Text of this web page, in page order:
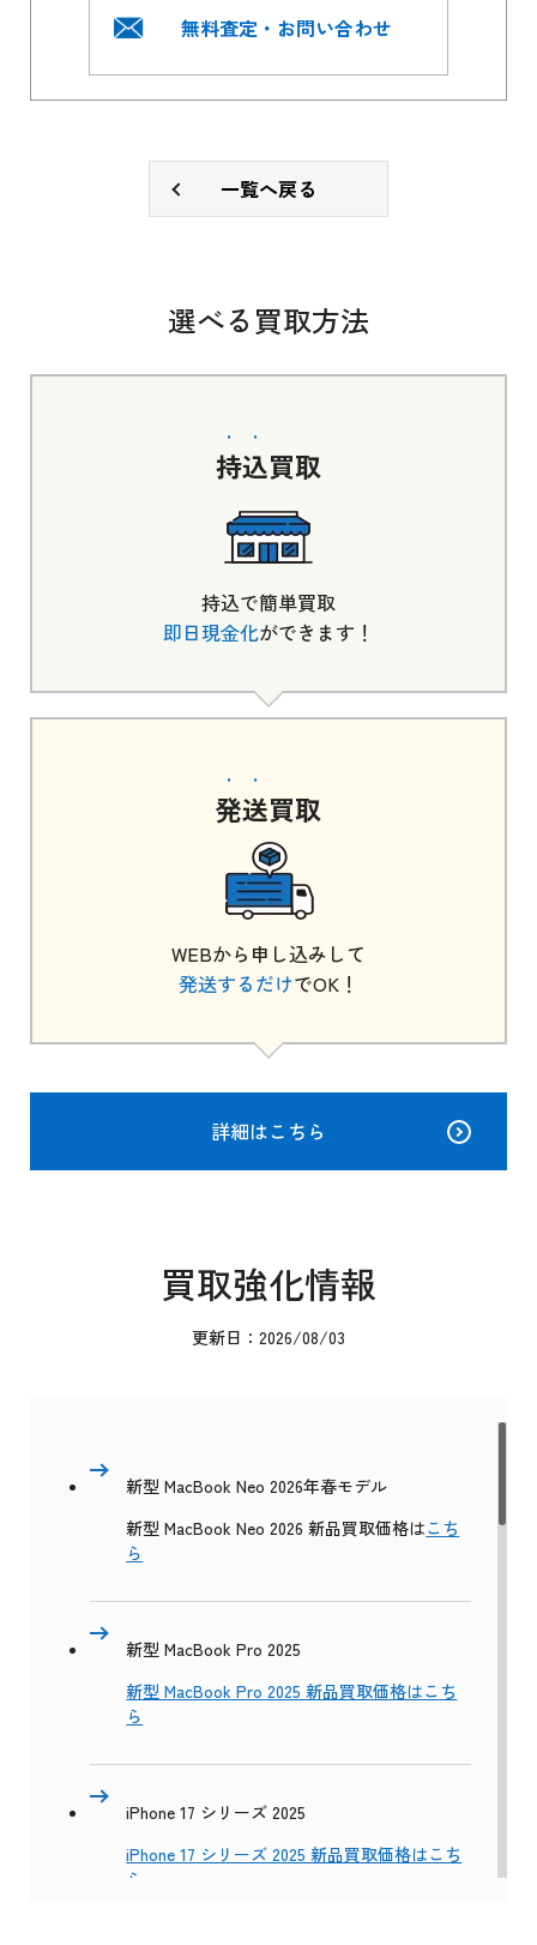
無料査定・お問い合わせ
一覧へ戻る
選べる買取方法
持込買取
持込で簡単買取
即日現金化ができます！
発送買取
WEBから申し込みして
発送するだけでOK！
詳細はこちら
買取強化情報
更新日：2026/08/03
新型 MacBook Neo 2026年春モデル
新型 MacBook Neo 2026 新品買取価格はこち
ら
新型 MacBook Pro 2025
新型 MacBook Pro 2025 新品買取価格はこち
ら
iPhone 17 シリーズ 2025
iPhone 17 シリーズ 2025 新品買取価格はこち
ら